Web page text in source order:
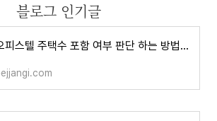
블로그 인기글
오피스텔 주택수 포함 여부 판단 하는 방법, 주거용 업무용 비교